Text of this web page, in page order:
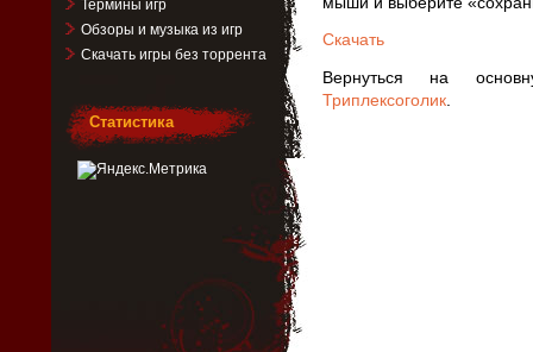
Скачать
Вернуться на
Триплексоголик.
Термины игр
Обзоры и музыка из игр
Скачать игры без торрента
Статистика